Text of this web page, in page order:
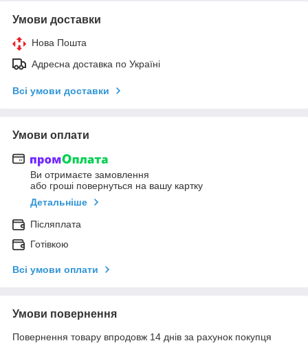
Умови доставки
Нова Пошта
Адресна доставка по Україні
Всі умови доставки
Умови оплати
Ви отримаєте замовлення
або гроші повернуться на вашу картку
Детальніше
Післяплата
Готівкою
Всі умови оплати
Умови повернення
Повернення товару впродовж 14 днів за рахунок покупця